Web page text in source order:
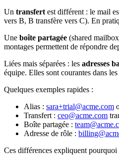
Un transfert est différent : le mail
vers B, B transfère vers C). En
Une boîte partagée (shared
montages permettent de répondre
Liées mais séparées : les adresses
équipe. Elles sont courantes dans
Quelques exemples rapides :
Alias : sara+trial@acme.com
Transfert : ceo@acme.com
Boîte partagée :
Adresse de rôle :
Ces différences expliquent